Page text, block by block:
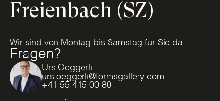
Freienbach (SZ)
Wir sind von Montag bis Samstag für Sie da.
Fragen?
Urs Oeggerli
urs.oeggerli@formsgallery.com
+41 55 415 00 80